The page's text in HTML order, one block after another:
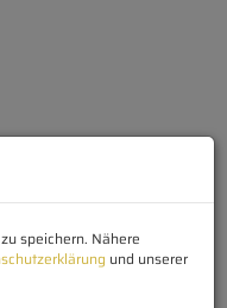
speichern. Nähere
und unserer